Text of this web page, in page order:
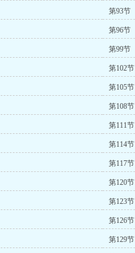
第93节
第96节
第99节
第102节
第105节
第108节
第111节
第114节
第117节
第120节
第123节
第126节
第129节